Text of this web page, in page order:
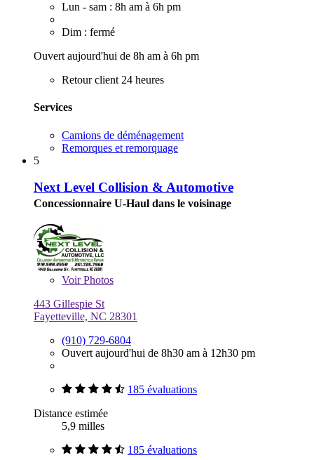
Lun - sam : 8h am à 6h pm
Dim : fermé
Ouvert aujourd'hui de 8h am à 6h pm
Retour client 24 heures
Services
Camions de déménagement
Remorques et remorquage
5
Next Level Collision & Automotive
Concessionnaire U-Haul dans le voisinage
VoirPhotos
443 Gillespie St
Fayetteville, NC 28301
(910) 729-6804
Ouvert aujourd'hui de 8h30 am à 12h30 pm
185 évaluations
Distance estimée
5,9 milles
185 évaluations